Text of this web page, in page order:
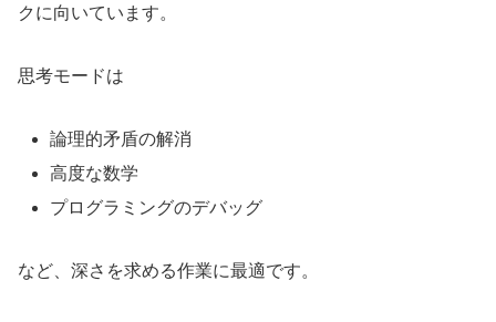
クに向いています。
思考モードは
論理的矛盾の解消
高度な数学
プログラミングのデバッグ
など、深さを求める作業に最適です。